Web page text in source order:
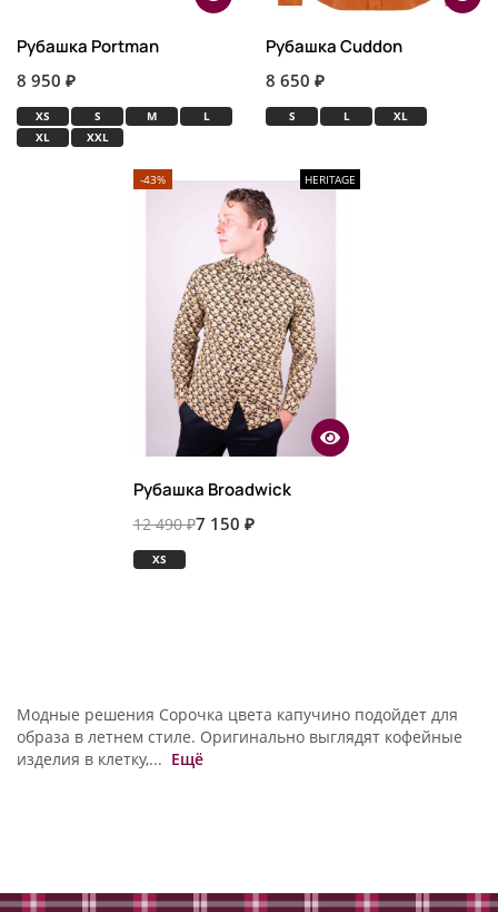
Рубашка Portman
8 950 ₽
XS S M
L
XL
XXL
Рубашка Cuddon
8 650 ₽
S L XL
-43% HERITAGE
Рубашка Broadwick
12 490 ₽7 150 ₽
XS
Модные решения Сорочка цвета капучино подойдет для
образа в летнем стиле. Оригинально выглядят кофейные
изделия в клетку,... Ещё